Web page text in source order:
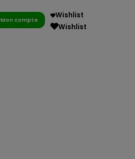
Mon compte
Wishlist
Wishlist